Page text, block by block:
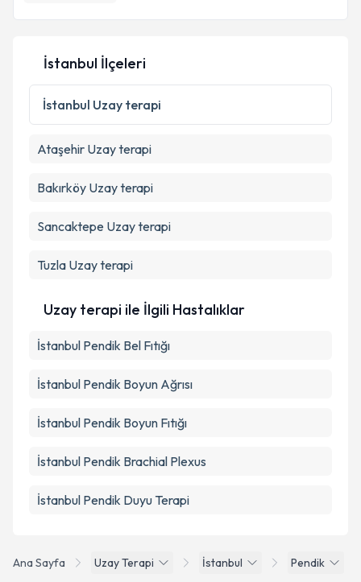
Kişisel verilerimin işlenmesine ilişkinAydınlatma
Metni
'ni okudum ve kişisel verilerimin belirtilen
kapsamda işlenmesini kabul ediyorum.
Ana Sayfa Uzay Terapi İstanbul Pendik
İstanbul İlçeleri
İstanbul Uzay terapi
Ataşehir Uzay terapi
Bakırköy Uzay terapi
Sancaktepe Uzay terapi
Tuzla Uzay terapi
Uzay terapi ile İlgili Hastalıklar
İstanbul Pendik Bel Fıtığı
İstanbul Pendik Boyun Ağrısı
İstanbul Pendik Boyun Fıtığı
İstanbul Pendik Brachial Plexus
İstanbul Pendik Duyu Terapi